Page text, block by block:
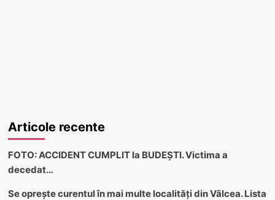
Articole recente
FOTO: ACCIDENT CUMPLIT la BUDEȘTI. Victima a
decedat…
Se oprește curentul în mai multe localități din Vâlcea. Lista